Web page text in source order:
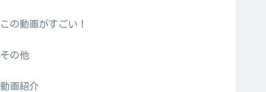
この動画がすごい！
その他
動画紹介